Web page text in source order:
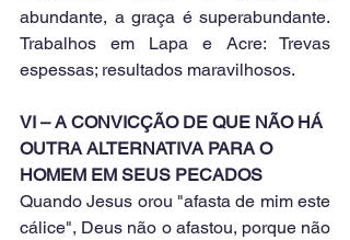
abundante, a graça é superabundante.
Trabalhos em Lapa e Acre: Trevas
espessas; resultados maravilhosos.
VI – A CONVICÇÃO DE QUE NÃO HÁ
OUTRA ALTERNATIVA PARA O
HOMEM EM SEUS PECADOS
Quando Jesus orou "afasta de mim este
cálice", Deus não o afastou, porque não